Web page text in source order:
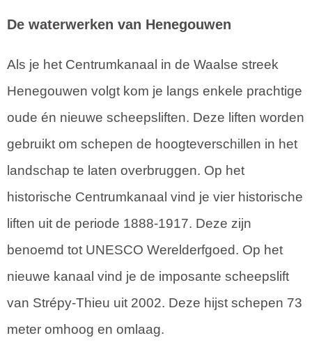
De waterwerken van Henegouwen
Als je het Centrumkanaal in de Waalse streek
Henegouwen volgt kom je langs enkele prachtige
oude én nieuwe scheepsliften. Deze liften worden
gebruikt om schepen de hoogteverschillen in het
landschap te laten overbruggen. Op het
historische Centrumkanaal vind je vier historische
liften uit de periode 1888-1917. Deze zijn
benoemd tot UNESCO Werelderfgoed. Op het
nieuwe kanaal vind je de imposante scheepslift
van Strépy-Thieu uit 2002. Deze hijst schepen 73
meter omhoog en omlaag.